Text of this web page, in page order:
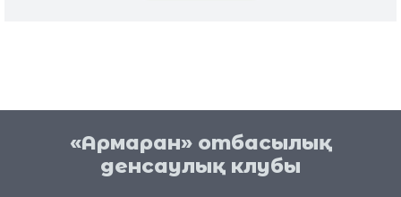
«Армаран» отбасылық
денсаулық клубы